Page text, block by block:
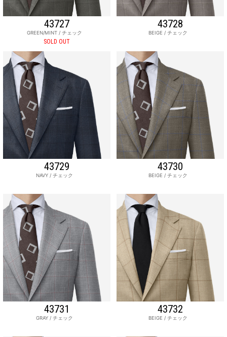
43727
GREEN/MINT / チェック
SOLD OUT
43728
BEIGE / チェック
43729
NAVY / チェック
43730
BEIGE / チェック
43731
GRAY / チェック
43732
BEIGE / チェック